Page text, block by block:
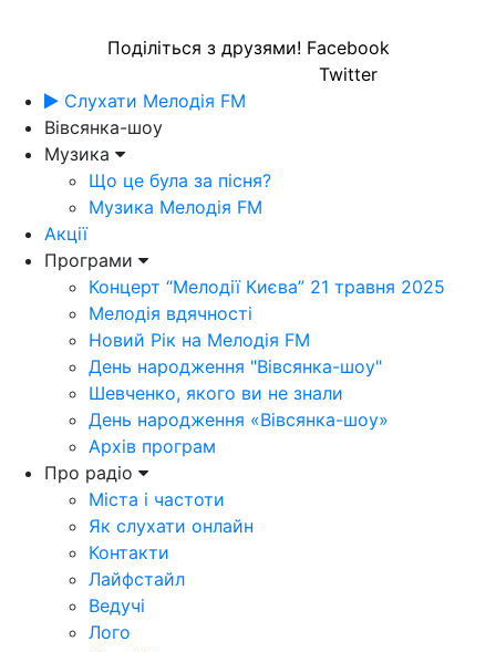
Поділіться з друзями! Facebook
Twitter
Слухати Мелодія FM
Вівсянка-шоу
Музика
Що це була за пісня?
Музика Мелодія FM
Акції
Програми
Концерт “Мелодії Києва” 21 травня 2025
Мелодія вдячності
Новий Рік на Мелодія FM
День народження "Вівсянка-шоу"
Шевченко, якого ви не знали
День народження «Вівсянка-шоу»
Архів програм
Про радіо
Міста і частоти
Як слухати онлайн
Контакти
Лайфстайл
Ведучі
Лого